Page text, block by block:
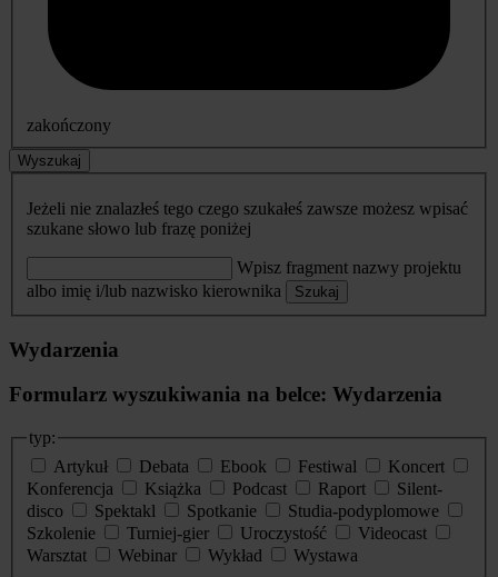
zakończony
Wyszukaj
Jeżeli nie znalazłeś tego czego szukałeś zawsze możesz wpisać
szukane słowo lub frazę poniżej
Wpisz fragment nazwy projektu
albo imię i/lub nazwisko kierownika
Szukaj
Wydarzenia
Formularz wyszukiwania na belce: Wydarzenia
typ:
Artykuł
Debata Ebook Festiwal
Koncert
Konferencja
Książka Podcast Raport
Silent-
disco
Spektakl Spotkanie
Studia-podyplomowe
Szkolenie
Turniej-gier Uroczystość
Videocast
Warsztat
Webinar Wykład
Wystawa